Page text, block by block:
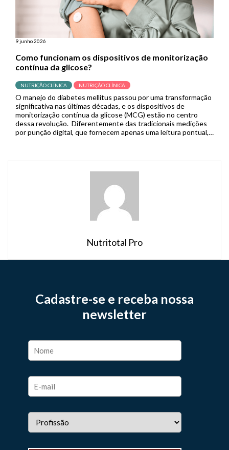
9 junho 2026
Como funcionam os dispositivos de monitorização
contínua da glicose?
NUTRIÇÃO CLÍNICA NUTRIÇÃO CLÍNICA
O manejo do diabetes mellitus passou por uma transformação
significativa nas últimas décadas, e os dispositivos de
monitorização contínua da glicose (MCG) estão no centro
dessa revolução. Diferentemente das tradicionais medições
por punção digital, que fornecem apenas uma leitura pontual,
Nutritotal Pro
Cadastre-se e receba nossa
newsletter